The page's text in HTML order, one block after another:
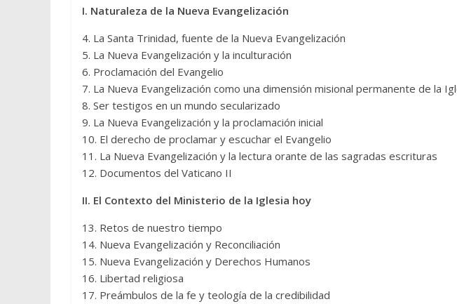
I. Naturaleza de la Nueva Evangelización
4. La Santa Trinidad, fuente de la Nueva Evangelización
5. La Nueva Evangelización y la inculturación
6. Proclamación del Evangelio
7. La Nueva Evangelización como una dimensión misional permanente de la
8. Ser testigos en un mundo secularizado
9. La Nueva Evangelización y la proclamación inicial
10. El derecho de proclamar y escuchar el Evangelio
11. La Nueva Evangelización y la lectura orante de las sagradas escrituras
12. Documentos del Vaticano II
II. El Contexto del Ministerio de la Iglesia hoy
13. Retos de nuestro tiempo
14. Nueva Evangelización y Reconciliación
15. Nueva Evangelización y Derechos Humanos
16. Libertad religiosa
17. Preámbulos de la fe y teología de la credibilidad